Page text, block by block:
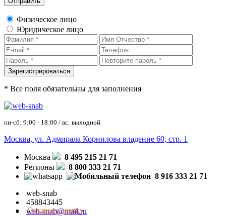
Физическое лицо
Юридическое лицо
* Все поля обязательны для заполнения
пн-сб: 9:00 - 18:00 / вс: выходной
Москва, ул. Адмирала Корнилова владение 60, стр. 1
Москва
8 495 215 21 71
Регионы
8 800 333 21 71
8 916 333 21 71
web-snab
458843445
web-snab@mail.ru
Оставить заявку